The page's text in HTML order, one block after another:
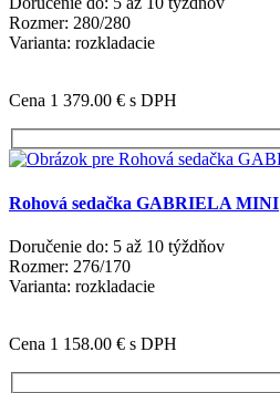
Rozmer: 280/280
Varianta: rozkladacie
Cena 1 379.00 € s DPH
Rohová sedačka GABRIELA MINI
Doručenie do: 5 až 10 týždňov
Rozmer: 276/170
Varianta: rozkladacie
Cena 1 158.00 € s DPH